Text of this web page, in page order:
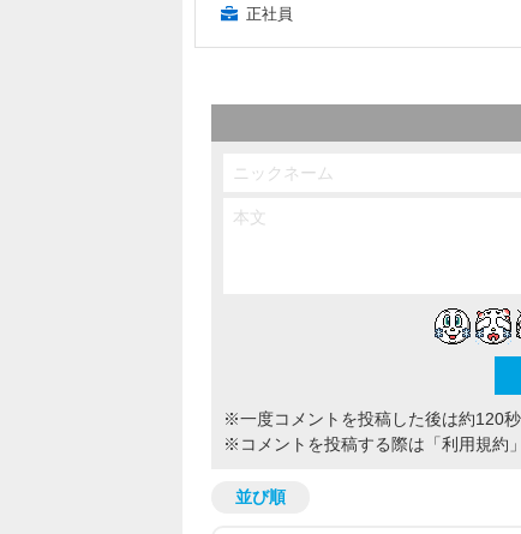
正社員
※一度コメントを投稿した後は約120
※コメントを投稿する際は 「利用規約」
並び順